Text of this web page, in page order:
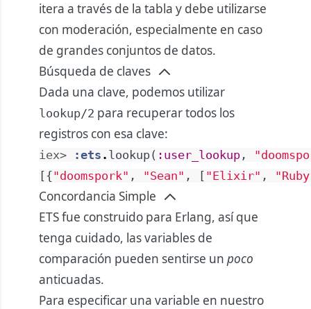
itera a través de la tabla y debe utilizarse
con moderación, especialmente en caso
de grandes conjuntos de datos.
Búsqueda de claves
Dada una clave, podemos utilizar
lookup/2 para recuperar todos los
registros con esa clave:
iex> :ets . lookup( :user_lookup ,
[{"doomspork" , "Sean" , [ "Elixir" ,
Concordancia Simple
ETS fue construido para Erlang, así que
tenga cuidado, las variables de
comparación pueden sentirse un poco
anticuadas.
Para especificar una variable en nuestro